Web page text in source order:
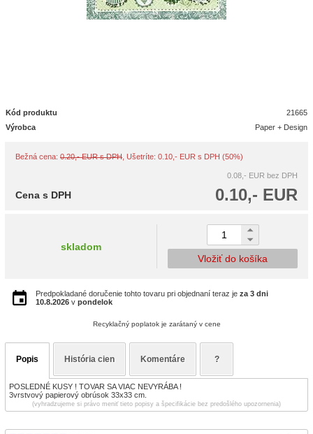
Kód produktu
21665
Výrobca
Paper + Design
Bežná cena: 0.20,- EUR s DPH , Ušetríte: 0.10,- EUR s DPH (50%)
0.08,- EUR bez DPH
0.10,- EUR
Cena s DPH
skladom
Vložiť do košíka
Predpokladané doručenie tohto tovaru pri objednaní teraz je za 3 dni
10.8.2026 v pondelok
Recyklačný poplatok je zarátaný v cene
Popis História cien Komentáre ?
POSLEDNÉ KUSY ! TOVAR SA VIAC NEVYRÁBA !
3vrstvový papierový obrúsok 33x33 cm.
(vyhradzujeme si právo meniť tieto popisy a špecifikácie bez predošlého upozornenia)